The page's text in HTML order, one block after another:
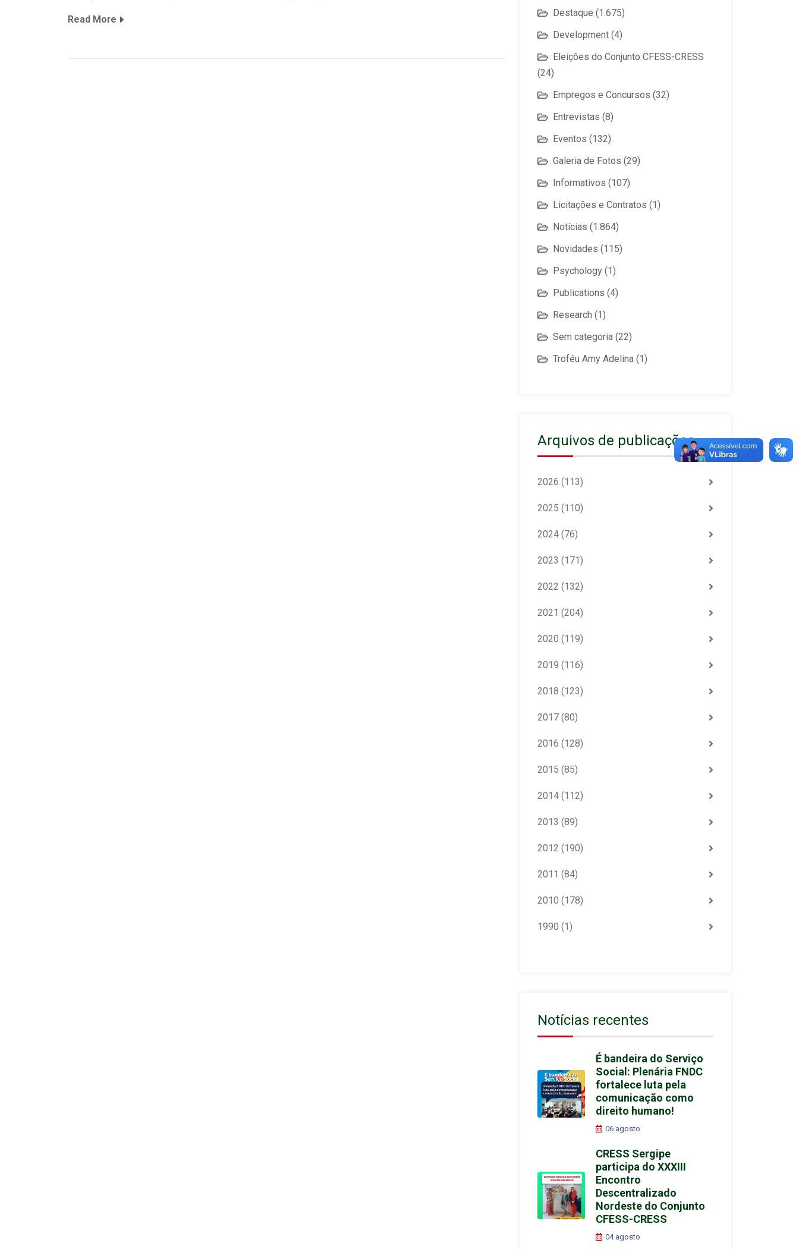
Read More
Destaque (1.675)
Development (4)
Eleições do Conjunto CFESS-CRESS
(24)
Empregos e Concursos (32)
Entrevistas (8)
Eventos (132)
Galeria de Fotos (29)
Informativos (107)
Licitações e Contratos (1)
Notícias (1.864)
Novidades (115)
Psychology (1)
Publications (4)
Research (1)
Sem categoria (22)
Troféu Amy Adelina (1)
Arquivos de publicações
2026 (113)
2025 (110)
2024 (76)
2023 (171)
2022 (132)
2021 (204)
2020 (119)
2019 (116)
2018 (123)
2017 (80)
2016 (128)
2015 (85)
2014 (112)
2013 (89)
2012 (190)
2011 (84)
2010 (178)
1990 (1)
Notícias recentes
É bandeira do Serviço
Social: Plenária FNDC
fortalece luta pela
comunicação como
direito humano!
06 agosto
CRESS Sergipe
participa do XXXIII
Encontro
Descentralizado
Nordeste do Conjunto
CFESS-CRESS
04 agosto